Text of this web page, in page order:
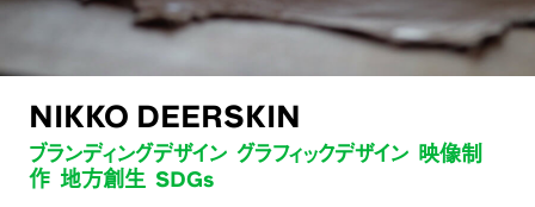
NIKKO DEERSKIN
ブランディングデザイン グラフィックデザイン 映像制
作 地方創生 SDGs